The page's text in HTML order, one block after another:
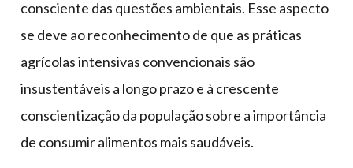
consciente das questões ambientais. Esse aspecto
se deve ao reconhecimento de que as práticas
agrícolas intensivas convencionais são
insustentáveis a longo prazo e à crescente
conscientização da população sobre a importância
de consumir alimentos mais saudáveis.